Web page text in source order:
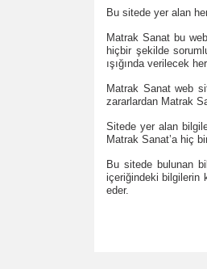
Bu sitede yer alan
Matrak Sanat bu
hiçbir şekilde
ışığında verilecek
Matrak Sanat web
zararlardan Matrak
Sitede yer alan
Matrak Sanat’a hiç
Bu sitede bulunan
içeriğindeki bilgilerin
eder.